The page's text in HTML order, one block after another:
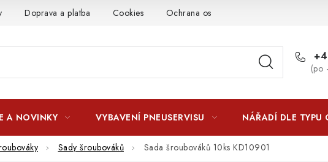
Doprava a platba Cookies Ochrana osobních údajú
(po
A NOVINKY VYBAVENÍ PNEUSERVISU NÁŘADÍ DLE TYPU
Sady šroubováků Sada šroubováků 10ks KD10901